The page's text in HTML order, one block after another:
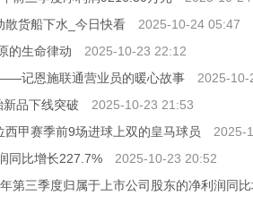
散货船下水_今日快看
2025-10-24 05:47
的生命律动
2025-10-23 22:12
记恩施联通营业员的暖心故事
2025-10-
品下线突破
2025-10-23 21:53
西甲赛季前9场进球上双的皇马球员
2025-
同比增长227.7%
2025-10-23 20:52
第三季度归属于上市公司股东的净利润同